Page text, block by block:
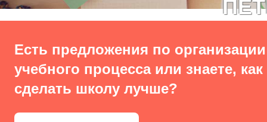
Есть предложения по организации
учебного процесса или знаете, как
сделать школу лучше?